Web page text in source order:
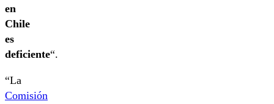
en
Chile
es
deficiente“.
“La
Comisión